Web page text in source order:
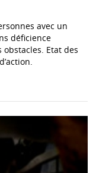
avec un
déficience
Etat des